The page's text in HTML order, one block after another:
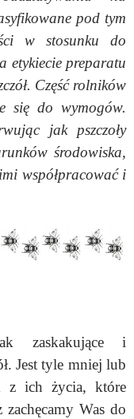
pod tym
w stosunku do
etykiecie preparatu
Część rolników
się do wymogów.
jak pszczoły
środowiska,
współpracować i
zaskakujące i
Jest tyle mniej lub
z ich życia, które
zachęcamy Was do